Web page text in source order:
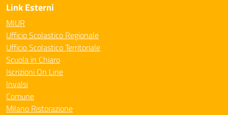
Link Esterni
MIUR
Ufficio Scolastico Regionale
Ufficio Scolastico Territoriale
Scuola in Chiaro
Iscrizioni On Line
Invalsi
Comune
Milano Ristorazione